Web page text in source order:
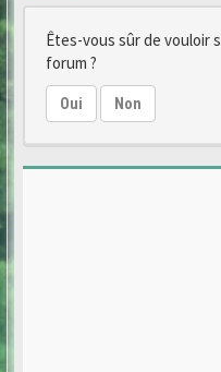
Êtes-vous sûr de vouloir
forum ?
Oui Non